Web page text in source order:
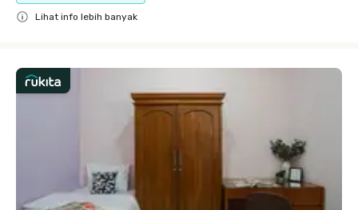
Lihat info lebih banyak